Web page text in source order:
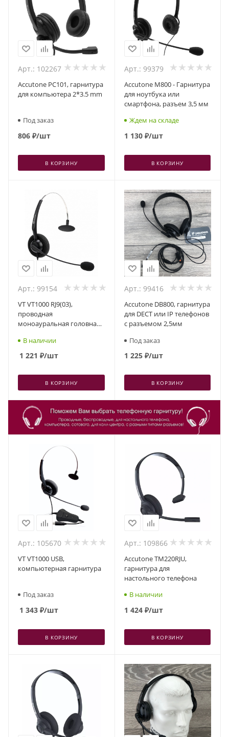
Арт.: 102267
Accutone PC101, гарнитура
для компьютера 2*3.5 mm
Под заказ
806 ₽/шт
В КОРЗИНУ
Арт.: 99379
Accutone M800 - Гарнитура
для ноутбука или
смартфона, разъем 3,5 мм
Ждем на складе
1 130₽/шт
В КОРЗИНУ
Арт.: 99154
VT VT1000 RJ9(03),
проводная
моноауральная головная
В наличии
1 221 ₽/шт
В КОРЗИНУ
Арт.: 99416
Accutone DB800, гарнитура
для DECT или IP телефонов
с разъемом 2,5мм
Под заказ
1 225₽/шт
В КОРЗИНУ
Арт.: 105670
VT VT1000 USB,
компьютерная гарнитура
Под заказ
1 343 ₽/шт
В КОРЗИНУ
Арт.: 109866
Accutone TM220RJU,
гарнитура для
настольного телефона
В наличии
1 424₽/шт
В КОРЗИНУ